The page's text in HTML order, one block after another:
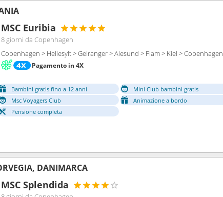
MSC Euribia
8 giorni da Copenhagen
Copenhagen > Hellesylt > Geiranger > Alesund > Flam > Kiel > Copenhagen
Pagamento in 4X
Bambini gratis fino a 12 anni
Mini Club bambini gratis
Msc Voyagers Club
Animazione a bordo
Pensione completa
DANIMARCA
MSC Splendida